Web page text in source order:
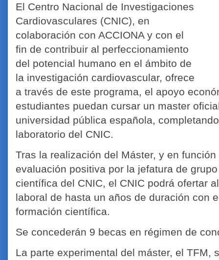
El Centro Nacional de Investigaciones
Cardiovasculares (CNIC), en
colaboración con ACCIONA y con el
fin de contribuir al perfeccionamiento
del potencial humano en el ámbito de
la investigación cardiovascular, ofrece
a través de este programa, el apoyo
estudiantes puedan cursar un master
universidad pública española,
laboratorio del CNIC.
Tras la realización del Máster, y en
evaluación positiva por la jefatura de
científica del CNIC, el CNIC podrá ofertar
laboral de hasta un años de duración con
formación científica.
Se concederán 9 becas en régimen de
La parte experimental del máster, el TFM,